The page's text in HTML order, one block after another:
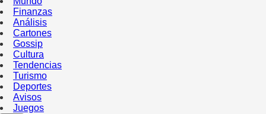
Finanzas
Análisis
Cartones
Gossip
Cultura
Tendencias
Turismo
Deportes
Avisos
Juegos